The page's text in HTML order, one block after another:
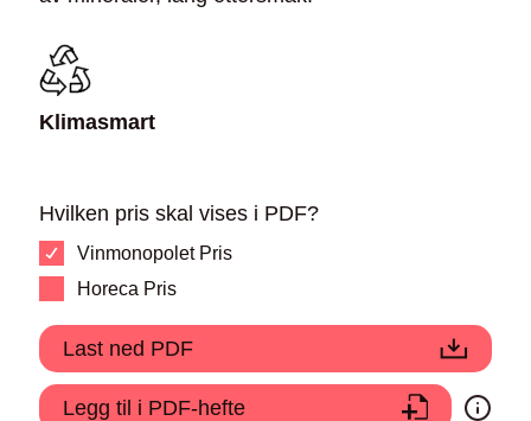
Klimasmart
Hvilken pris skal vises i PDF?
Vinmonopolet Pris
Horeca Pris
Last ned PDF
Legg til i PDF-hefte